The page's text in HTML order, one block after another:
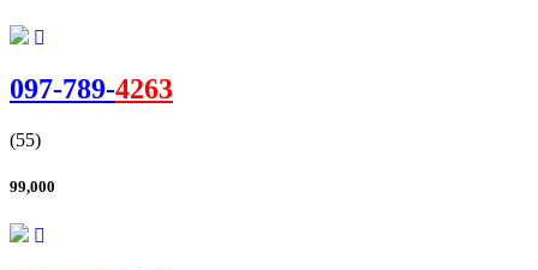
097-789-4263
(55)
99,000